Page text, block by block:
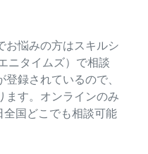
お悩みの方はスキルシ
ニタイムズ）で相談
録されているので、
ます。オンラインのみ
国どこでも相談可能